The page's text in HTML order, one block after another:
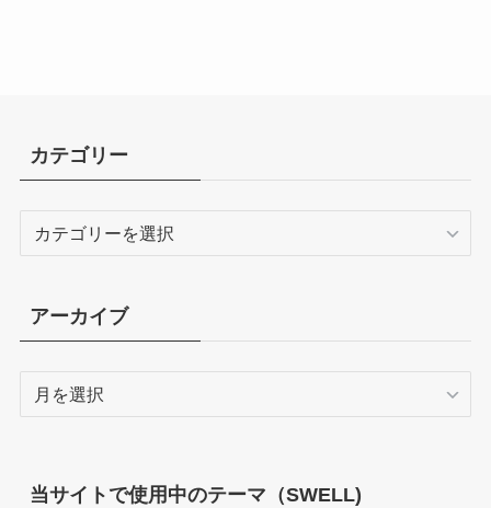
カテゴリー
リ
ー
アーカイブ
ブ当サイトで使用中のテーマ（SWELL)